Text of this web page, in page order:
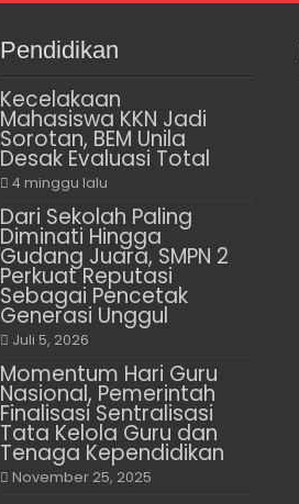
Pendidikan
Kecelakaan
Mahasiswa KKN Jadi
Sorotan, BEM Unila
Desak Evaluasi Total
4 minggu lalu
Dari Sekolah Paling
Diminati Hingga
Gudang Juara, SMPN 2
Perkuat Reputasi
Sebagai Pencetak
Generasi Unggul
Juli 5, 2026
Momentum Hari Guru
Nasional, Pemerintah
Finalisasi Sentralisasi
Tata Kelola Guru dan
Tenaga Kependidikan
November 25, 2025